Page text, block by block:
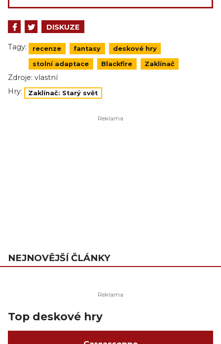
DISKUZE
Tagy: recenze fantasy deskové hry
stolní adaptace Blackfire Zaklínač
Zdroje: vlastní
Hry:
Zaklínač: Starý svět
NEJNOVĚJŠÍ ČLÁNKY
Top deskové hry